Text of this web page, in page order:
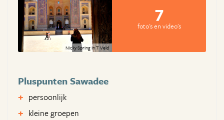
Nicky Spring In T Veld
7
foto's en video's
Pluspunten Sawadee
persoonlijk
kleine groepen